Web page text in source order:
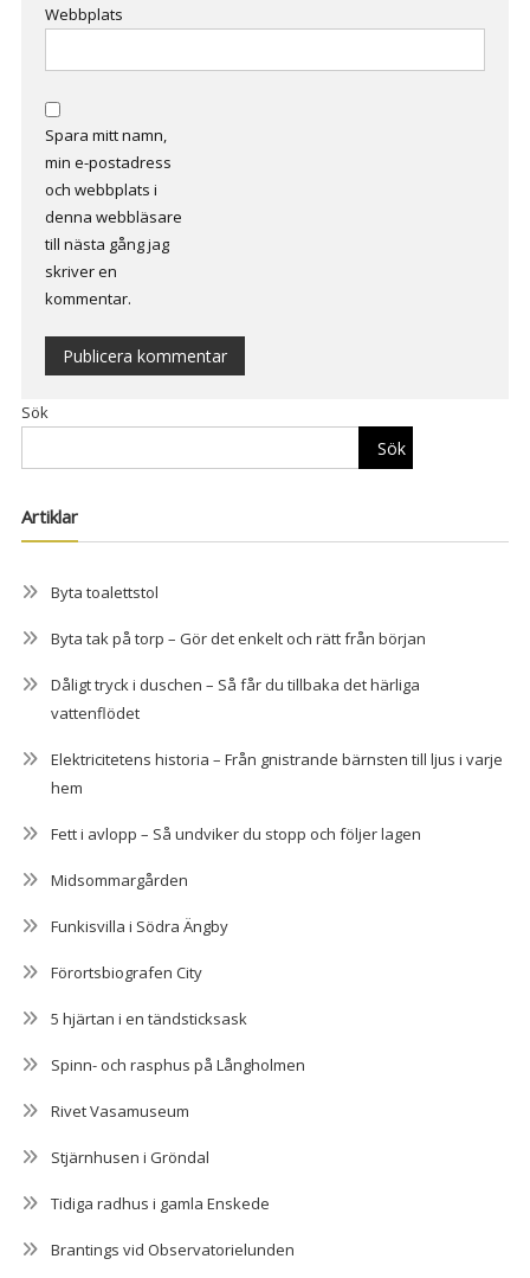
Webbplats
Spara mitt namn,
min e-postadress
och webbplats i
denna webbläsare
till nästa gång jag
skriver en
kommentar.
Sök
Sök
Artiklar
Byta toalettstol
Byta tak på torp – Gör det enkelt och rätt från början
Dåligt tryck i duschen – Så får du tillbaka det härliga
vattenflödet
Elektricitetens historia – Från gnistrande bärnsten till ljus i varje
hem
Fett i avlopp – Så undviker du stopp och följer lagen
Midsommargården
Funkisvilla i Södra Ängby
Förortsbiografen City
5 hjärtan i en tändsticksask
Spinn- och rasphus på Långholmen
Rivet Vasamuseum
Stjärnhusen i Gröndal
Tidiga radhus i gamla Enskede
Brantings vid Observatorielunden